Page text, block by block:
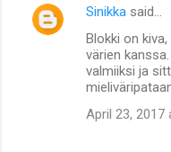
Sinikka said…
Blokki on
värien
valmiiksi ja
April 23, 2017